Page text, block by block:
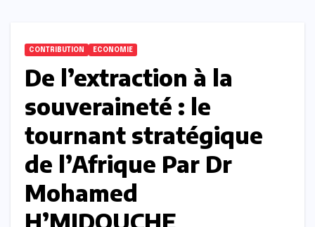
CONTRIBUTION ECONOMIE
De l’extraction à la
souveraineté : le
tournant stratégique
de l’Afrique Par Dr
Mohamed